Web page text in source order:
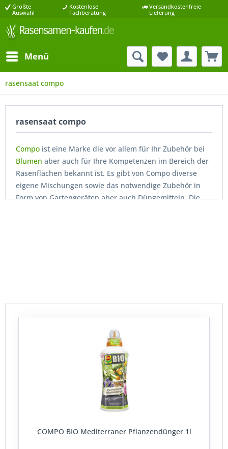
Größte
Auswahl
Kostenlose
Fachberatung
Versandkostenfreie
Lieferung
Menü
rasensaat compo
rasensaat compo
Compo ist eine Marke die vor allem für Ihr Zubehör bei
Blumen aber auch für Ihre Kompetenzen im Bereich der
Rasenflächen bekannt ist. Es gibt von Compo diverse
eigene Mischungen sowie das notwendige Zubehör in
Form von Gartengeräten aber auch Düngemitteln. Die
COMPO BIO Mediterraner Pflanzendünger 1l